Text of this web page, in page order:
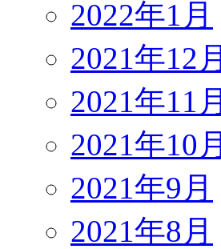
2022年1月
2021年12月
2021年11月
2021年10月
2021年9月
2021年8月